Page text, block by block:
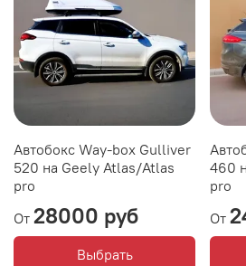
Автобокс Way-box Gulliver
520 на Geely Atlas/Atlas
pro
От 28000 руб
Выбрать
460
pro
От